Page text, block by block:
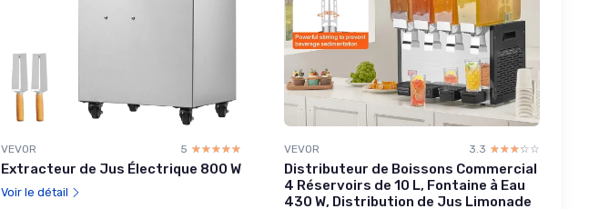
VEVOR 5 ☆☆☆☆☆
★★★★★
Extracteur de Jus Électrique 800 W
Voir le détail
VEVOR 3.3 ☆☆☆☆☆
★★★★★
Distributeur de Boissons Commercial
4 Réservoirs de 10 L, Fontaine à Eau
430 W, Distribution de Jus Limonade